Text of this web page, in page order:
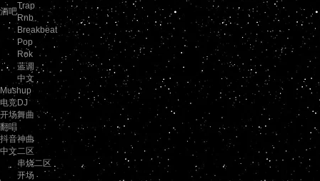
酒吧
Trap
Rnb
Breakbeat
Pop
Rok
蓝调
中文
Mushup
电竞DJ
开场舞曲
翻唱
抖音神曲
中文二区
串烧二区
开场